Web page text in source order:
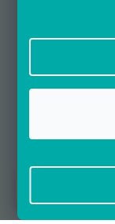
Prebieha